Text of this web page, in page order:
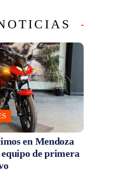
en Mendoza
de primera